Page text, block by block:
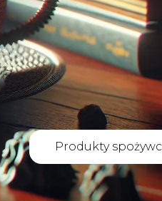
Produkty